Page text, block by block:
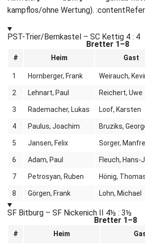
kampflos/ohne Wertung).
PST-Trier/Bernkastel – SC Kettig 4 : 4
Bretter 1–8
# Heim Gast
1 Hornberger, Frank Weirauch,
2 Lehnart, Paul Reichert, Uwe
3 Rademacher, Lukas Loof, Karsten
4 Paulus, Joachim Bruziks,
5 Jansen, Felix Sorger,
6 Adam, Paul Fleuch, Hans-
7 Petrosyan, Ruben Hönig,
8 Görgen, Frank Lohn, Michael
SF Bitburg – SF Nickenich II 4½ : 3½
Bretter 1–8
# Heim